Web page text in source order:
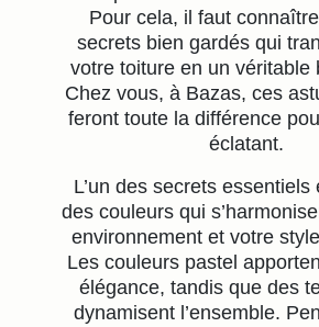
Pour cela, il faut
secrets bien gardés qui
votre toiture en un véritable
Chez vous, à Bazas, ces
feront toute la différence
éclatant.
L’un des secrets essentiels
des couleurs qui
environnement et votre
Les couleurs pastel
élégance, tandis que des
dynamisent l’ensemble.